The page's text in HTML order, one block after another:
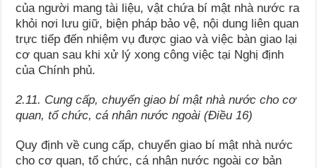
của người mang tài liệu, vật chứa bí mật nhà nước ra
khỏi nơi lưu giữ, biện pháp bảo vệ, nội dung liên quan
trực tiếp đến nhiệm vụ được giao và việc bàn giao lại
cơ quan sau khi xử lý xong công việc tại Nghị định
của Chính phủ.
2.11. Cung cấp, chuyển giao bí mật nhà nước cho cơ
quan, tổ chức, cá nhân nước ngoài (Điều 16)
Quy định về cung cấp, chuyển giao bí mật nhà nước
cho cơ quan, tổ chức, cá nhân nước ngoài cơ bản